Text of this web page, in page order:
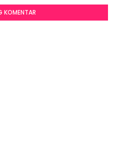
KOMENTAR